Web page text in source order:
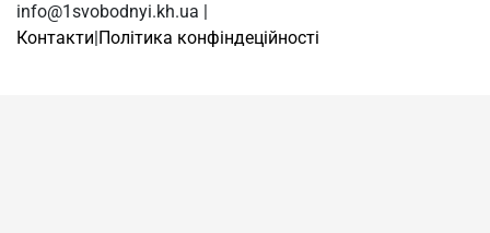
info@1svobodnyi.kh.ua |
Контакти|Політика конфіндеційності